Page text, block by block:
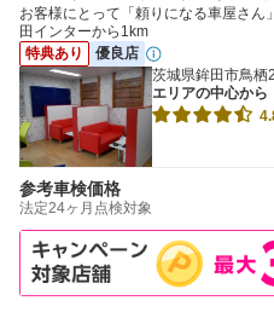
お客様にとって「頼りになる車屋さ
田インターから1km
特典あり
優良店
茨城県鉾田市鳥栖
エリアの中心から
参考車検価格
法定24ヶ月点検対象